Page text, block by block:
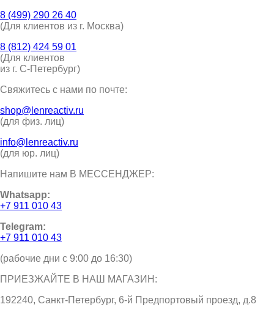
8 (499) 290 26 40
(Для клиентов из г. Москва)
8 (812) 424 59 01
(Для клиентов
из г. С-Петербург)
Свяжитесь с нами по почте:
shop@lenreactiv.ru
(для физ. лиц)
info@lenreactiv.ru
(для юр. лиц)
Напишите нам В МЕССЕНДЖЕР:
Whatsapp:
+7 911 010 43
Telegram:
+7 911 010 43
(рабочие дни с 9:00 до 16:30)
ПРИЕЗЖАЙТЕ В НАШ МАГАЗИН:
192240, Санкт-Петербург, 6-й Предпортовый проезд, д.8